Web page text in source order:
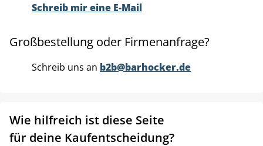
Schreib mir eine E-Mail
Großbestellung oder Firmenanfrage?
Schreib uns an b2b@barhocker.de
Wie hilfreich ist diese Seite
für deine Kaufentscheidung?